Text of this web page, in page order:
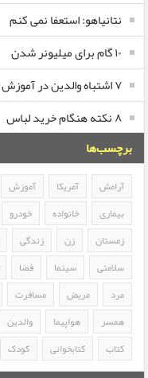
نتانیاهو: استعفا نمی کنم
۱۰ گام برای میلیونر شدن
۷ اشتباه والدین در آموزش مسائل مالی به کودکان
۸ نکته هنگام خرید لباس
برچسب‌ها
آرامش آمریکا آموزش
بیماری
خانواده خودرو
زمستان
زن زندگی
سلامتی
سینما فضا
مرد
مریض مسافرت
همسر
هواپیما والدین
کتاب
کتابخوانی کودک